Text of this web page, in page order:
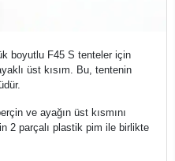
boyutlu F45 S tenteler için
üst kısım. Bu, tentenin
ve ayağın üst kısmını
2 parçalı plastik pim ile birlikte